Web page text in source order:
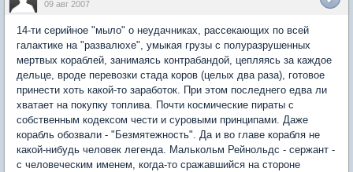
09 авг 2007
14-ти серийное "мыло" о неудачниках, рассекающих по всей
галактике на "развалюхе", умыкая грузы с полуразрушенных
мертвых кораблей, занимаясь контрабандой, цепляясь за каждое
дельце, вроде перевозки стада коров (целых два раза), готовое
принести хоть какой-то заработок. При этом последнего едва ли
хватает на покупку топлива. Почти космические пираты с
собственным кодексом чести и суровыми принципами. Даже
корабль обозвали - "Безмятежность". Да и во главе корабля не
какой-нибудь человек легенда. Малькольм Рейнольдс - сержант -
с человеческим именем, когда-то сражавшийся на стороне